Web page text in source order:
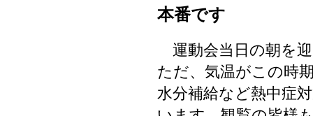
本番です
運動会当日の朝を
ただ、気温がこの時
水分補給など熱中症